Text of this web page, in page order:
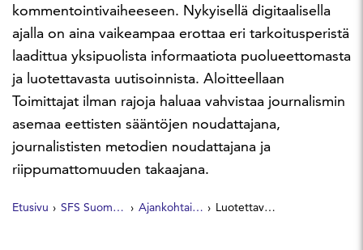
kommentointivaiheeseen. Nykyisellä digitaalisella
ajalla on aina vaikeampaa erottaa eri tarkoitusperistä
laadittua yksipuolista informaatiota puolueettomasta
ja luotettavasta uutisoinnista. Aloitteellaan
Toimittajat ilman rajoja haluaa vahvistaa journalismin
asemaa eettisten sääntöjen noudattajana,
journalististen metodien noudattajana ja
riippumattomuuden takaajana.
Etusivu SFS Suomen Standardit Ajankohtaista Luotettavan journalismin eurooppalaiset vaatimukset kommentointikierroksella